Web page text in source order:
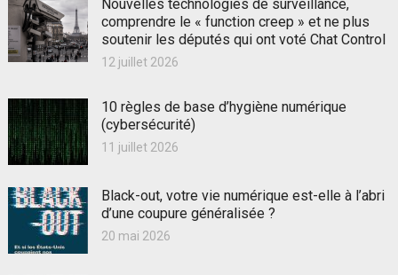
Nouvelles technologies de surveillance,
comprendre le « function creep » et ne plus
soutenir les députés qui ont voté Chat Control
12 juillet 2026
10 règles de base d’hygiène numérique
(cybersécurité)
11 juillet 2026
Black-out, votre vie numérique est-elle à l’abri
d’une coupure généralisée ?
20 mai 2026